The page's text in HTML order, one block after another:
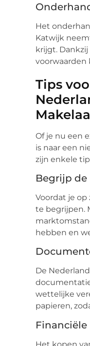
Het
Katwijk
krijgt.
voorwaarden
Tips
Of je nu een
is naar een
zijn enkele
Begrijp de
Voordat je
te begrijpen.
hebben en
De
wettelijke
papieren,